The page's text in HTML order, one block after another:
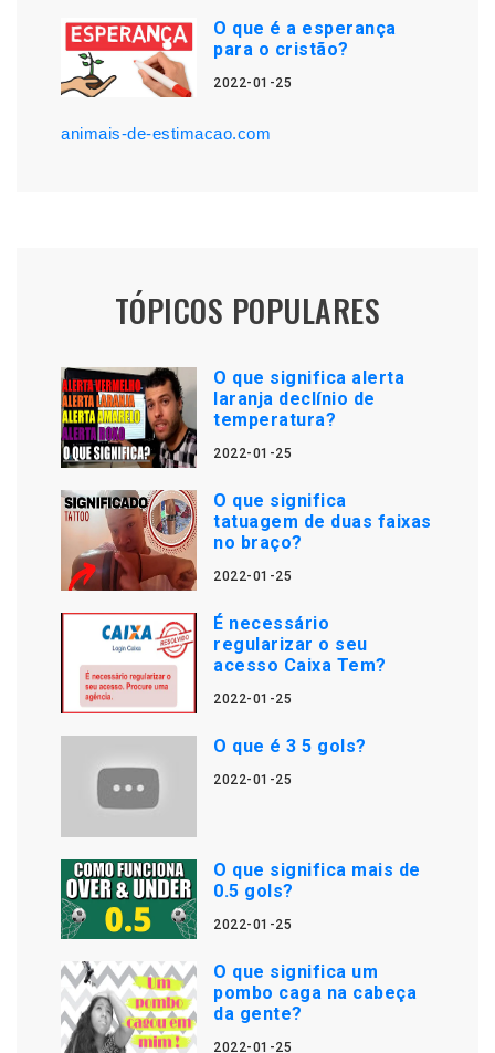
O que é a esperança
para o cristão?
2022-01-25
animais-de-estimacao.com
TÓPICOS POPULARES
O que significa alerta
laranja declínio de
temperatura?
2022-01-25
O que significa
tatuagem de duas faixas
no braço?
2022-01-25
É necessário
regularizar o seu
acesso Caixa Tem?
2022-01-25
O que é 3 5 gols?
2022-01-25
O que significa mais de
0.5 gols?
2022-01-25
O que significa um
pombo caga na cabeça
da gente?
2022-01-25